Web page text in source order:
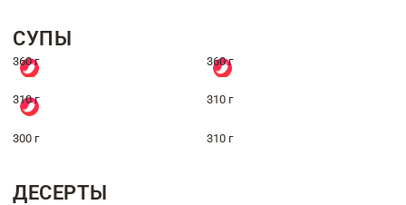
СУПЫ
360 г 360 г
310 г 310 г
300 г 310 г
ДЕСЕРТЫ